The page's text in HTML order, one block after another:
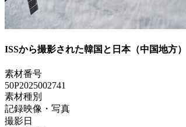
ISSから撮影された韓国と日本（中国地方）
素材番号
50P2025002741
素材種別
記録映像・写真
撮影日